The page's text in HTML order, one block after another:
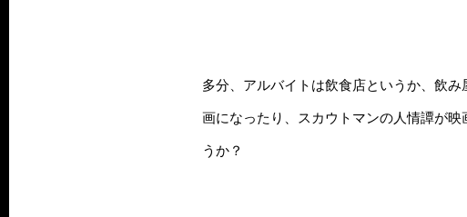
多分、アルバイトは飲食店というか、飲
画になったり、スカウトマンの人情譚が
うか？